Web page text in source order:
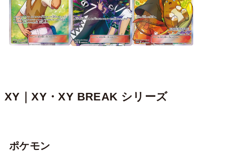
XY｜XY・XY BREAK シリーズ
ポケモン